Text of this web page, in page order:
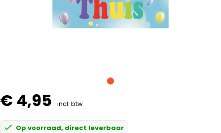
€ 4,95 incl. btw
Op voorraad, direct leverbaar